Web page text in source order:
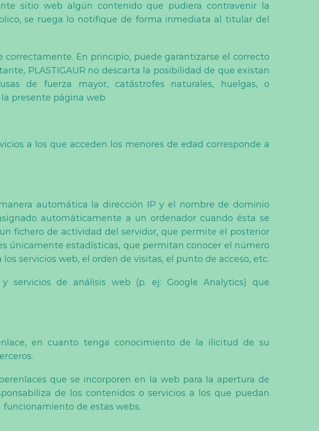
sitio web algún contenido que pudiera contravenir la
se ruega lo notifique de forma inmediata al titular del
En principio, puede garantizarse el correcto
PLASTIGAUR no descarta la posibilidad de que existan
de fuerza mayor, catástrofes naturales, huelgas, o
presente página web
a los que acceden los menores de edad corresponde a
automática la dirección IP y el nombre de dominio
automáticamente a un ordenador cuando ésta se
fichero de actividad del servidor, que permite el posterior
únicamente estadísticas, que permitan conocer el número
servicios web, el orden de visitas, el punto de acceso, etc.
servicios de análisis web (p. ej: Google Analytics) que
en cuanto tenga conocimiento de la ilicitud de su
que se incorporen en la web para la apertura de
de los contenidos o servicios a los que puedan
funcionamiento de estas webs.